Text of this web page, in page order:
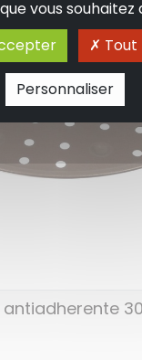
antiadherente
vous souhaitez
Personnaliser